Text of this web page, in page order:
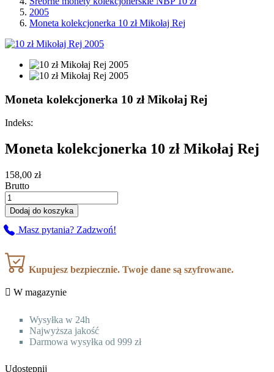
2005
Moneta kolekcjonerka 10 zł Mikołaj Rej
Moneta kolekcjonerka 10 zł Mikołaj Rej
Indeks:
Moneta kolekcjonerka 10 zł Mikołaj Rej
158,00 zł
Brutto
Dodaj do koszyka
Masz pytania? Zadzwoń!
Kupujesz bezpiecznie. Twoje dane są szyfrowane.
 W magazynie
Wysyłka w 24h
Najwyższa jakość
Darmowa wysyłka od 999 zł
Udostępnij